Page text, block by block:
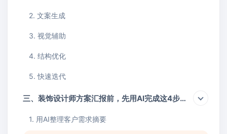
2. 文案生成
3. 视觉辅助
4. 结构优化
5. 快速迭代
三、装饰设计师方案汇报前，先用AI完成这4步准备
1. 用AI整理客户需求摘要